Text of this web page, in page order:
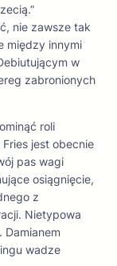
nie zawsze tak
między innymi
w
zabronionych
roli
jest obecnie
pas wagi
osiągnięcie,
z
Nietypowa
Damianem
wadze